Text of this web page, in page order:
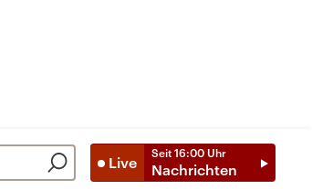
Live
Seit 16:00 Uhr
Nachrichten